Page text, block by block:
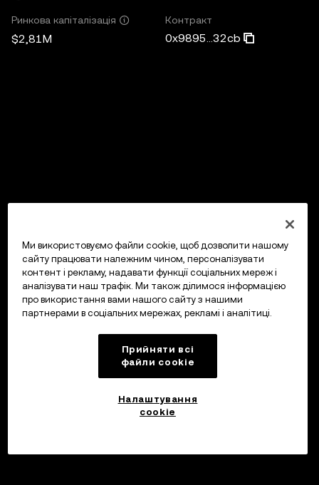
Ринкова капіталізація
$2,81M
Контракт
0x9895...32cb
Ми використовуємо файли cookie, щоб дозволити нашому
сайту працювати належним чином, персоналізувати
контент і рекламу, надавати функції соціальних мереж і
аналізувати наш трафік. Ми також ділимося інформацією
про використання вами нашого сайту з нашими
партнерами в соціальних мережах, рекламі і аналітиці.
Прийняти всі
файли сookie
Налаштування
cookie